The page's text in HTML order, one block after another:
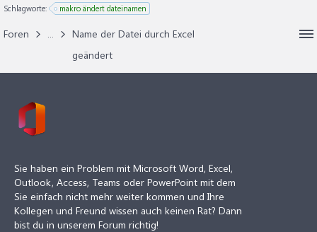
Schlagworte: makro ändert dateinamen
Foren ...
Name der Datei durch Excel
geändert
Sie haben ein Problem mit Microsoft Word, Excel,
Outlook, Access, Teams oder PowerPoint mit dem
Sie einfach nicht mehr weiter kommen und Ihre
Kollegen und Freund wissen auch keinen Rat? Dann
bist du in unserem Forum richtig!